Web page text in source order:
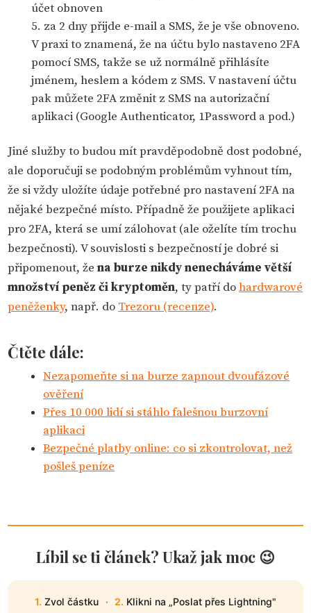
účet obnoven
za 2 dny přijde e-mail a SMS, že je vše obnoveno.
V praxi to znamená, že na účtu bylo nastaveno 2FA
pomocí SMS, takže se už normálně přihlásíte
jménem, heslem a kódem z SMS. V nastavení účtu
pak můžete 2FA změnit z SMS na autorizační
aplikaci (Google Authenticator, 1Password a pod.)
Jiné služby to budou mít pravděpodobně dost podobné,
ale doporučuji se podobným problémům vyhnout tím,
že si vždy uložíte údaje potřebné pro nastavení 2FA na
nějaké bezpečné místo. Případně že použijete aplikaci
pro 2FA, která se umí zálohovat (ale oželíte tím trochu
bezpečnosti). V souvislosti s bezpečností je dobré si
připomenout, žena burze nikdy nenecháváme větší
množství peněz či kryptoměn, ty patří dohardwarové
peněženky, např. do Trezoru (recenze).
Čtěte dále:
Nezapomeňte si na burze zapnout dvoufázové
ověření
Přes 10 000 lidí si stáhlo falešnou burzovní
aplikaci
Bezpečné platby online: co si zkontrolovat, než
pošleš peníze
Líbil se ti článek? Ukaž jak moc 😉
1.Zvol částku · 2. Klikni na „Poslat přes Lightning"